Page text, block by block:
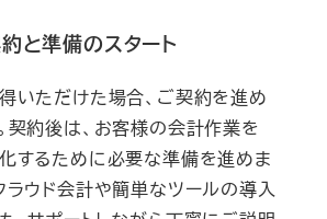
と準備のスタート
いただけた場合、ご契約を進め
契約後は、お客様の会計作業を
するために必要な準備を進めま
ラウド会計や簡単なツールの導入